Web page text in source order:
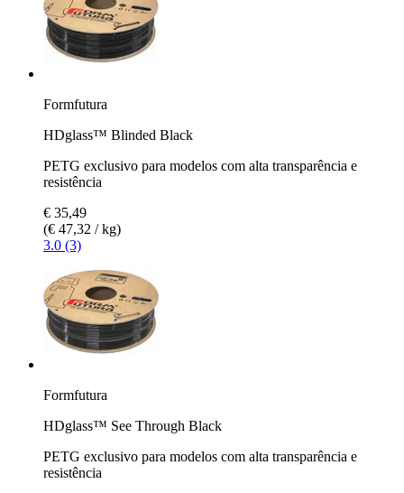
Formfutura
HDglass™ Blinded Black
PETG exclusivo para modelos com alta transparência e
resistência
€ 35,49
(€ 47,32 / kg)
3.0 (3)
Formfutura
HDglass™ See Through Black
PETG exclusivo para modelos com alta transparência e
resistência